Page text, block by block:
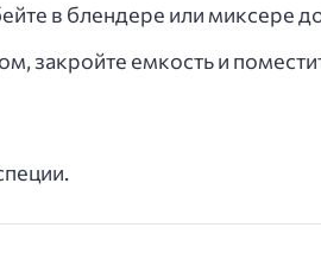
в блендере или миксере
закройте емкость и